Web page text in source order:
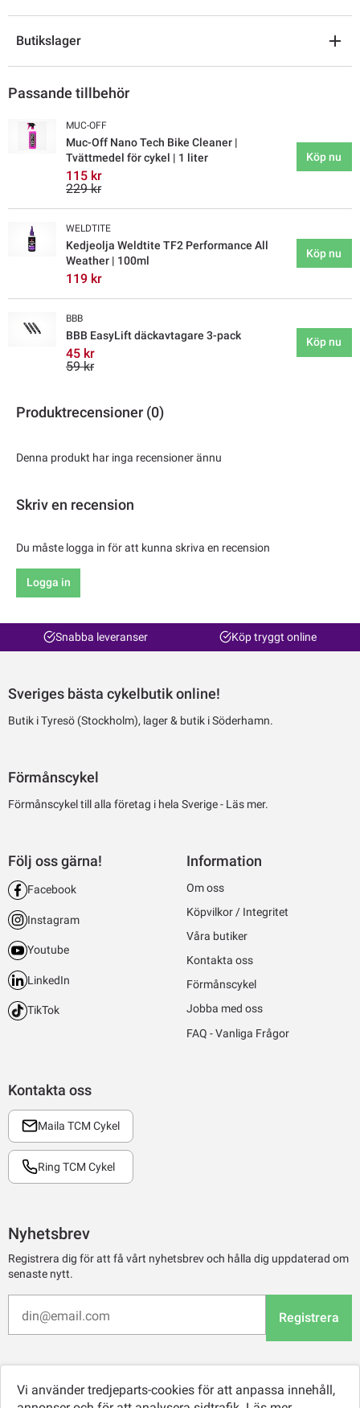
Butikslager
Passande tillbehör
MUC-OFF
Muc-Off Nano Tech Bike Cleaner |
Tvättmedel för cykel | 1 liter
115 kr
229 kr
Köp nu
WELDTITE
Kedjeolja Weldtite TF2 Performance All
Weather | 100ml
119 kr
Köp nu
BBB
BBB EasyLift däckavtagare 3-pack
45 kr
59 kr
Köp nu
Produktrecensioner (0)
Denna produkt har inga recensioner ännu
Skriv en recension
Du måste logga in för att kunna skriva en recension
Logga in
Snabba leveranser Köp tryggt online
Sveriges bästa cykelbutik online!
Butik i Tyresö (Stockholm), lager & butik i Söderhamn.
Förmånscykel
Förmånscykel till alla företag i hela Sverige - Läs mer.
Kontakta oss
Maila TCM Cykel
Ring TCM Cykel
Följ oss gärna!
Facebook
Instagram
Youtube
LinkedIn
TikTok
Information
Om oss
Köpvilkor / Integritet
Våra butiker
Kontakta oss
Förmånscykel
Jobba med oss
FAQ - Vanliga Frågor
Nyhetsbrev
Registrera dig för att få vårt nyhetsbrev och hålla dig uppdaterad om
senaste nytt.
Registrera
Vi använder tredjeparts-cookies för att anpassa innehåll,